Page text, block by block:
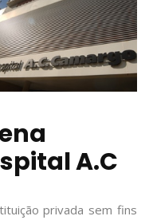
A.C
privada sem fins